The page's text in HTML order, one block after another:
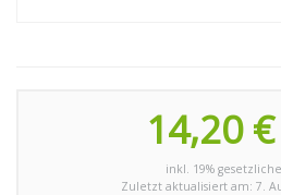
14,20 €
inkl. 19%
Zuletzt aktualisiert am: 7.